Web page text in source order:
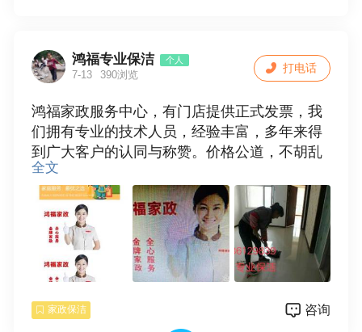
鸿福专业保洁 个人
7-13 390浏览
鸿福家政服务中心，有门店提供正式发票，我
们拥有专业的技术人员，经验丰富，多年来得
到广大客户的认同与称赞。价格公道，不胡乱
收费，质优价廉，满意后付款，诚信合作。
服务项目：
1，专业承接家庭〔单位〕保洁，新房开荒保
洁，旧居保洁，家庭保洁包括擦玻璃，门窗，
地面清洁，地角线，厨房，卫生间等保洁（烟
业保洁。
全文
打电话
家政保洁 咨询